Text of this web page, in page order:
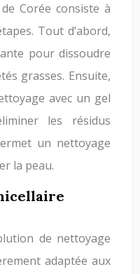
Corée consiste à
Tout d’abord,
pour dissoudre
grasses. Ensuite,
avec un gel
les résidus
un nettoyage
la peau.
de nettoyage
adaptée aux